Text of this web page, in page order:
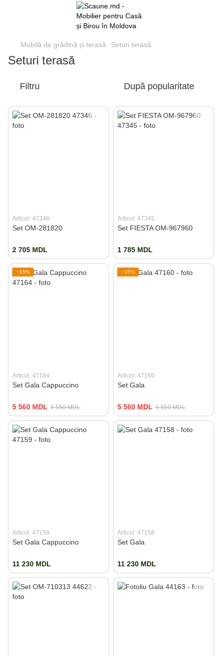
Mobilă de grădină și terasă Seturi terasă
Seturi terasă
Filtru După popularitate
Articol: 47346
Set OM-281820
2 705 MDL
Articol: 47345
Set FIESTA OM-967960
1 785 MDL
−15%
Articol: 47164
Set Gala Cappuccino
5 560 MDL 6 550 MDL
−15%
Articol: 47160
Set Gala
5 560 MDL 6 550 MDL
Articol: 47159
Set Gala Cappuccino
11 230 MDL
Articol: 47158
Set Gala
11 230 MDL